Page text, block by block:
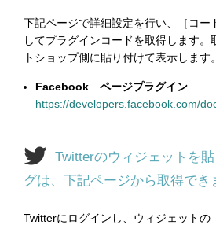
下記ページで詳細設定を行い、［コー
してプラグインコードを取得します。
トショップ側に貼り付けて表示します。
Facebook ページプラグイン
https://developers.facebook.com/
Twitterのウィジェットを
グは、下記ページから取得でき
Twitterにログインし、ウィジェットの